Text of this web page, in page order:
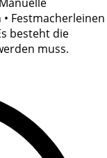
Festmacherleinen
besteht die
muss.